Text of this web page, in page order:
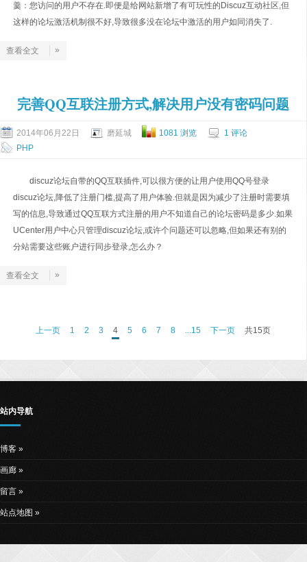
羹：您访问的用户不存在.即便是给网站新增了有可玩性的Discuz互动社区,但
这样的论坛激活机制很不好,导致很多没在论坛中激活的用户如同消失了.
查看全文 »
完善QQ互联注册方式,解决用户没有密码问题
2014年06月22日 磨延城 1081 浏览
1 评论
PHP
discuz论坛自带的QQ互联插件,可以很方便的让用户使用QQ号登录
discuz论坛,降低了注册门槛,提高了用户体验.但就是因为减少了注册时需要填
写的信息,导致通过QQ互联方式注册的用户不知道自己的论坛密码是多少.如果
UCenter用户中心只管理discuz论坛,或许个问题还可以忽略,但如果还有别的
分站需要这些账户进行同步登录,怎么办？
查看全文 »
上一页 1 2 3 4 5 6 7 8 ...15 下一页 共15页
站内导航
博客
画廊
留言
站点地图